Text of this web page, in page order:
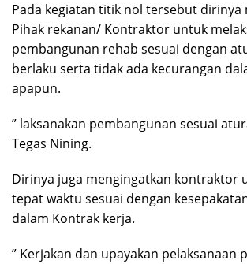
Pada kegiatan titik nol tersebut dirinya
Pihak rekanan/ Kontraktor untuk
pembangunan rehab sesuai dengan
berlaku serta tidak ada kecurangan
apapun.
” laksanakan pembangunan sesuai
Tegas Nining.
Dirinya juga mengingatkan kontraktor
tepat waktu sesuai dengan
dalam Kontrak kerja.
” Kerjakan dan upayakan pelaksanaan